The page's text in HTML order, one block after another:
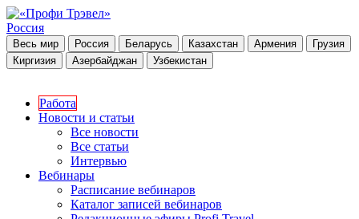
Россия
Весь мир Россия Беларусь Казахстан Армения
Грузия
Киргизия
Азербайджан Узбекистан
Работа
Новости и статьи
Все новости
Все статьи
Интервью
Вебинары
Расписание вебинаров
Каталог записей вебинаров